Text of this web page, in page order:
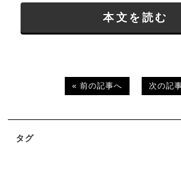
本文を読む
« 前の記事へ 次の記
タグ